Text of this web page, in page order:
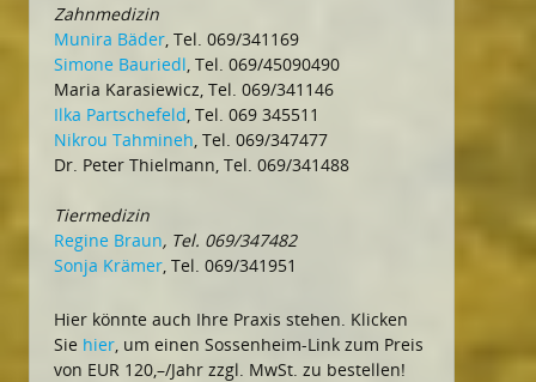
Zahnmedizin
Munira Bäder , Tel. 069/341169
Simone Bauriedl , Tel. 069/45090490
Maria Karasiewicz, Tel. 069/341146
Ilka Partschefeld , Tel. 069 345511
Nikrou Tahmineh , Tel. 069/347477
Dr. Peter Thielmann, Tel. 069/341488
Tiermedizin
Regine Braun, Tel. 069/347482
Sonja Krämer , Tel. 069/341951
Hier könnte auch Ihre Praxis stehen. Klicken
Sie hier , um einen Sossenheim-Link zum Preis
von EUR 120,–/Jahr zzgl. MwSt. zu bestellen!